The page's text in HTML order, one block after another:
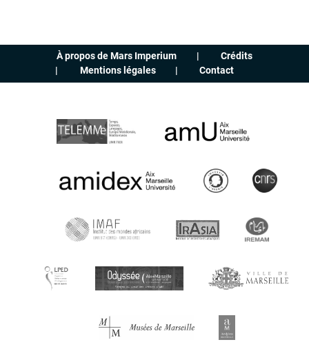
À propos de Mars Imperium
Crédits
Mentions légales
Contact